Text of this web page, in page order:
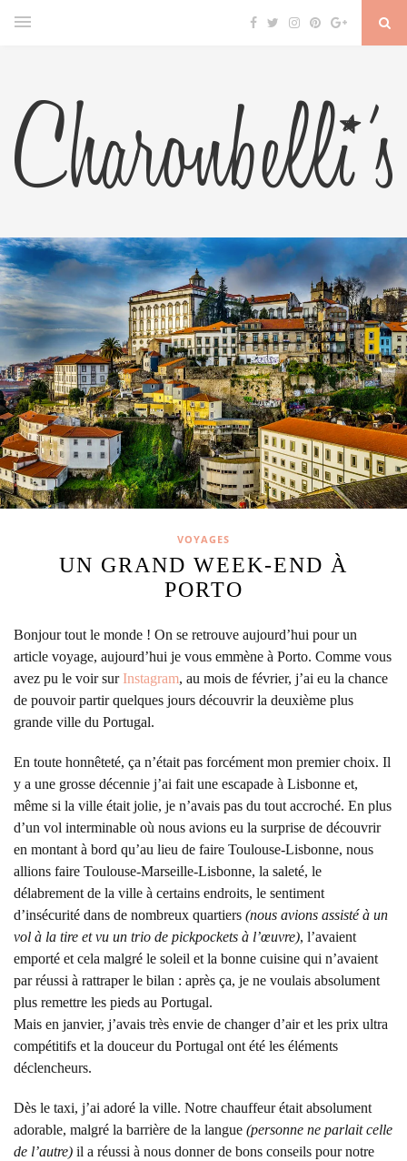
VOYAGES
UN GRAND WEEK-END À
PORTO
Bonjour tout le monde ! On se retrouve aujourd’hui pour un
article voyage, aujourd’hui je vous emmène à Porto. Comme vous
avez pu le voir sur Instagram, au mois de février, j’ai eu la chance
de pouvoir partir quelques jours découvrir la deuxième plus
grande ville du Portugal.
En toute honnêteté, ça n’était pas forcément mon premier choix. Il
y a une grosse décennie j’ai fait une escapade à Lisbonne et,
même si la ville était jolie, je n’avais pas du tout accroché. En plus
d’un vol interminable où nous avions eu la surprise de découvrir
en montant à bord qu’au lieu de faire Toulouse-Lisbonne, nous
allions faire Toulouse-Marseille-Lisbonne, la saleté, le
délabrement de la ville à certains endroits, le sentiment
d’insécurité dans de nombreux quartiers (nous avions assisté à un
vol à la tire et vu un trio de pickpockets à l’œuvre), l’avaient
emporté et cela malgré le soleil et la bonne cuisine qui n’avaient
par réussi à rattraper le bilan : après ça, je ne voulais absolument
plus remettre les pieds au Portugal.
Mais en janvier, j’avais très envie de changer d’air et les prix ultra
compétitifs et la douceur du Portugal ont été les éléments
déclencheurs.
Dès le taxi, j’ai adoré la ville. Notre chauffeur était absolument
adorable, malgré la barrière de la langue (personne ne parlait celle
de l’autre) il a réussi à nous donner de bons conseils pour notre